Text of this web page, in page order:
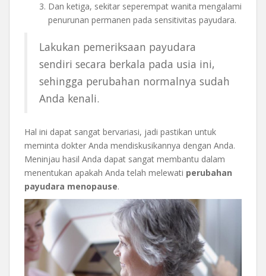
Dan ketiga, sekitar seperempat wanita mengalami
penurunan permanen pada sensitivitas payudara.
Lakukan pemeriksaan payudara
sendiri secara berkala pada usia ini,
sehingga perubahan normalnya sudah
Anda kenali.
Hal ini dapat sangat bervariasi, jadi pastikan untuk
meminta dokter Anda mendiskusikannya dengan Anda.
Meninjau hasil Anda dapat sangat membantu dalam
menentukan apakah Anda telah melewati perubahan
payudara menopause.